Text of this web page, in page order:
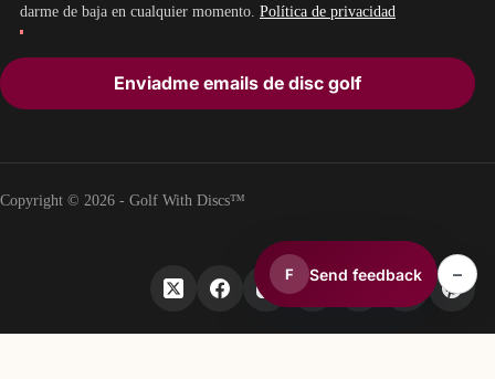
darme de baja en cualquier momento. Política de privacidad
Enviadme emails de disc golf
Copyright © 2026 - Golf With Discs™
F Send feedback –